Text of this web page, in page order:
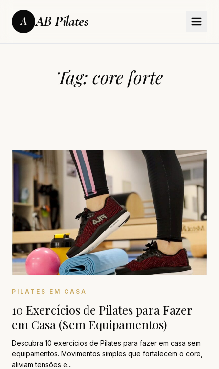
A AB Pilates
Tag: core forte
PILATES EM CASA
10 Exercícios de Pilates para Fazer
em Casa (Sem Equipamentos)
Descubra 10 exercícios de Pilates para fazer em casa sem
equipamentos. Movimentos simples que fortalecem o core,
aliviam tensões e...